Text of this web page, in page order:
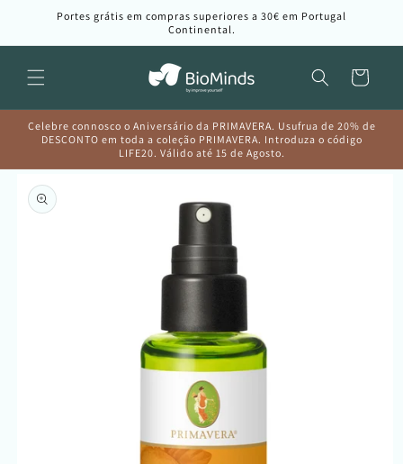
para oPortes grátis em compras superiores a 30€ em Portugal
Continental.
Carrinho
Celebre connosco o Aniversário da PRIMAVERA. Usufrua de 20% de
DESCONTO em toda a coleção PRIMAVERA. Introduza o código
LIFE20. Válido até 15 de Agosto.
informação
do produto